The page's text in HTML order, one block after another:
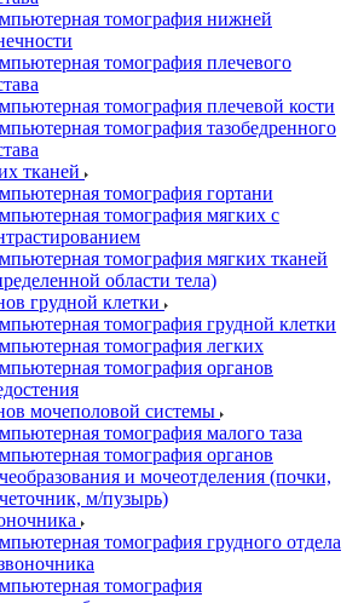
томография нижней
томография плечевого
томография плечевой кости
томография тазобедренного
тканей
томография гортани
томография мягких с
томография мягких тканей
области тела)
грудной клетки
томография грудной клетки
томография легких
томография органов
мочеполовой системы
томография малого таза
томография органов
и мочеотделения (почки,
м/пузырь)
томография грудного отдела
томография